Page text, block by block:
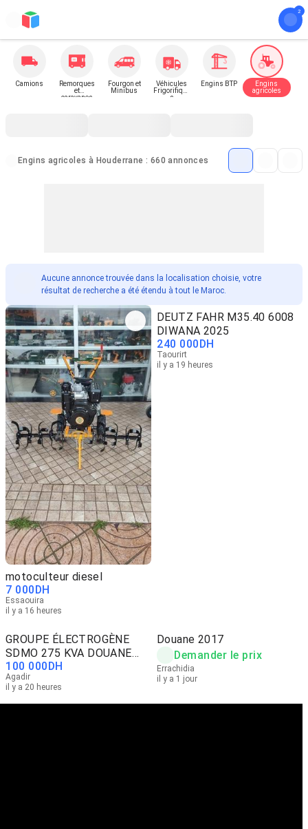
Camions
Remorques
et
caravanes
Fourgon et
Minibus
Véhicules
Frigorifique
s
Engins BTP
Engins
agricoles
Engins agricoles à Houderrane : 660 annonces
Aucune annonce trouvée dans la localisation choisie, votre
résultat de recherche a été étendu à tout le Maroc.
motoculteur diesel
7 000DH
Essaouira
il y a 16 heures
DEUTZ FAHR M35.40 6008
DIWANA 2025
240 000DH
Taourirt
il y a 19 heures
GROUPE ÉLECTROGÈNE
SDMO 275 KVA DOUANE
2026
100 000DH
Agadir
il y a 20 heures
Douane 2017
Demander le prix
Errachidia
il y a 1 jour